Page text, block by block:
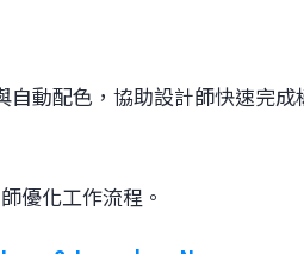
自動配色，協助設計師快速完成
優化工作流程。